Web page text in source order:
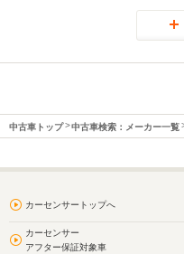
中古車トップ 中古車検索：メーカー一覧
カーセンサートップへ
カーセンサー
アフター保証対象車